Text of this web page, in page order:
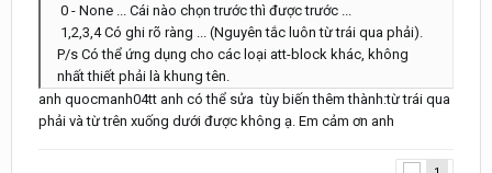
0 - None ... Cái nào chọn trước thì được trước ...
1,2,3,4 Có ghi rõ ràng ... (Nguyên tắc luôn từ trái qua phải).
P/s Có thể ứng dụng cho các loại att-block khác, không
nhất thiết phải là khung tên.
anh quocmanh04tt anh có thể sửa tùy biến thêm thành:từ trái qua
phải và từ trên xuống dưới được không ạ. Em cảm ơn anh